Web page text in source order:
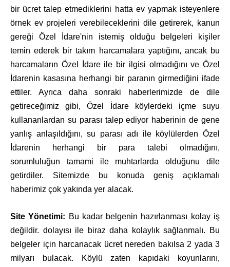
bir ücret talep etmediklerini hatta ev yapmak isteyenlere
örnek ev projeleri verebileceklerini dile getirerek, kanun
gereği Özel İdare'nin istemiş olduğu belgeleri kişiler
temin ederek bir takım harcamalara yaptığını, ancak bu
harcamaların Özel İdare ile bir ilgisi olmadığını ve Özel
İdarenin kasasına herhangi bir paranın girmediğini ifade
ettiler. Ayrıca daha sonraki haberlerimizde de dile
getireceğimiz gibi, Özel İdare köylerdeki içme suyu
kullananlardan su parası talep ediyor haberinin de gene
yanlış anlaşıldığını, su parası adı ile köylülerden Özel
İdarenin herhangi bir para talebi olmadığını,
sorumluluğun tamami ile muhtarlarda olduğunu dile
getirdiler. Sitemizde bu konuda geniş açıklamalı
haberimiz çok yakında yer alacak.
Site Yönetimi: Bu kadar belgenin hazırlanması kolay iş
değildir. dolayısı ile biraz daha kolaylık sağlanmalı. Bu
belgeler için harcanacak ücret nereden bakılsa 2 yada 3
milyarı bulacak. Köylü zaten kapıdaki koyunlarını,